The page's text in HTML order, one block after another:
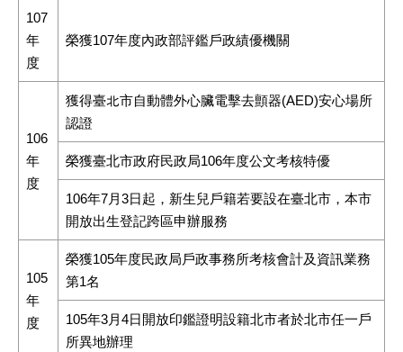
107
年
度
榮獲107年度內政部評鑑戶政績優機關
106
年
度
獲得臺北市自動體外心臟電擊去顫器(AED)安心場所
認證
榮獲臺北市政府民政局106年度公文考核特優
106年7月3日起，新生兒戶籍若要設在臺北市，本市
開放出生登記跨區申辦服務
105
年
度
榮獲105年度民政局戶政事務所考核會計及資訊業務
第1名
105年3月4日開放印鑑證明設籍北市者於北市任一戶
所異地辦理